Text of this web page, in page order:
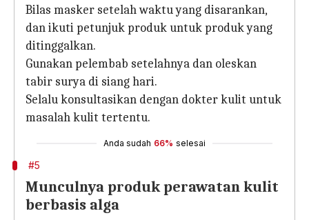
Bilas masker setelah waktu yang disarankan,
dan ikuti petunjuk produk untuk produk yang
ditinggalkan.
Gunakan pelembab setelahnya dan oleskan
tabir surya di siang hari.
Selalu konsultasikan dengan dokter kulit untuk
masalah kulit tertentu.
Anda sudah 66% selesai
#5
Munculnya produk perawatan kulit
berbasis alga